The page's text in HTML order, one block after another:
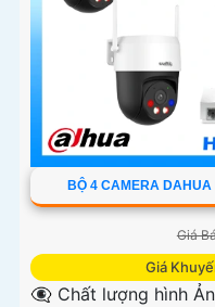
BỘ 4 CAMERA
Giá
Giá
👁️‍🗨 Chất lượng hình